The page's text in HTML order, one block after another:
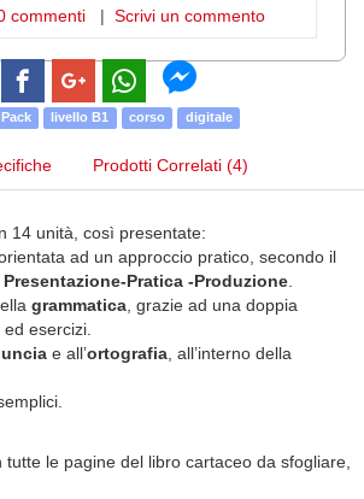
commenti | Scrivi un commento
livello B1 corso digitale
Prodotti Correlati (4)
14 unità, così presentate:
ad un approccio pratico, secondo il
Presentazione-Pratica -Produzione.
grammatica, grazie ad una doppia
esercizi.
e all’ortografia, all’interno della
tutte le pagine del libro cartaceo da sfogliare,